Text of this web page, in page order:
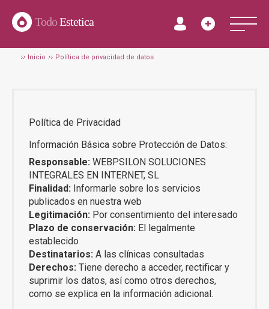
TodoEstetica
Inicio Política de privacidad de datos
Política de Privacidad
Información Básica sobre Protección de Datos:
Responsable: WEBPSILON SOLUCIONES
INTEGRALES EN INTERNET, SL
Finalidad: Informarle sobre los servicios
publicados en nuestra web
Legitimación: Por consentimiento del interesado
Plazo de conservación: El legalmente
establecido
Destinatarios: A las clínicas consultadas
Derechos: Tiene derecho a acceder, rectificar y
suprimir los datos, así como otros derechos,
como se explica en la información adicional.